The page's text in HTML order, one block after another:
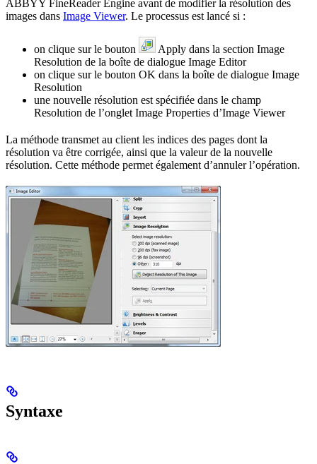
ABBYY FineReader Engine avant de modifier la résolution des
images dans Image Viewer. Le processus est lancé si :
on clique sur le bouton
Apply dans la section Image
Resolution de la boîte de dialogue Image Editor
on clique sur le bouton OK dans la boîte de dialogue Image
Resolution
une nouvelle résolution est spécifiée dans le champ
Resolution de l’onglet Image Properties d’Image Viewer
La méthode transmet au client les indices des pages dont la
résolution va être corrigée, ainsi que la valeur de la nouvelle
résolution. Cette méthode permet également d’annuler l’opération.
Syntaxe